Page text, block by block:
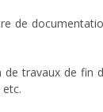
de
de travaux de fin